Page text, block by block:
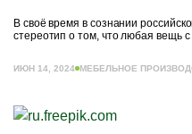
В своё время в сознании
стереотип о том, что любая вещь с
ИЮН 14, 2024 МЕБЕЛЬНОЕ